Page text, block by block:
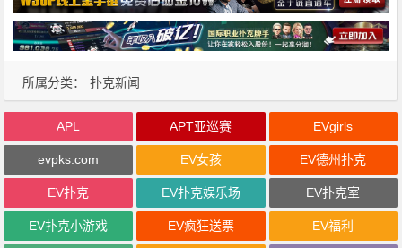
所属分类： 扑克新闻
APL APT亚巡赛 EVgirls
evpks.com EV女孩 EV德州扑克
EV扑克 EV扑克娱乐场 EV扑克室
EV扑克小游戏 EV疯狂送票 EV福利